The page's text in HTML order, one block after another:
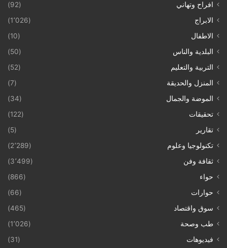
افراح وتهاني
(92)
الابراج
(1٬026)
الاطفال
(10)
البلدية والناس
(50)
التربية والتعليم
(52)
المنزل والحديقة
(7)
الموضة والجمال
(34)
تحقيقات
(122)
تقارير
(5)
تكنولوجيا وعلوم
(2٬289)
ثقافة وفن
(3٬499)
حواء
(866)
حوارات
(66)
سوق واقتصاد
(465)
طب وصحة
(1٬026)
فيديوهات
(31)